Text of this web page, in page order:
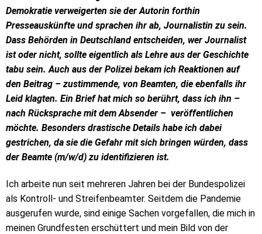
Demokratie verweigerten sie der Autorin forthin
Presseauskünfte und sprachen ihr ab, Journalistin zu sein.
Dass Behörden in Deutschland entscheiden, wer Journalist
ist oder nicht, sollte eigentlich als Lehre aus der Geschichte
tabu sein. Auch aus der Polizei bekam ich Reaktionen auf
den Beitrag – zustimmende, von Beamten, die ebenfalls ihr
Leid klagten. Ein Brief hat mich so berührt, dass ich ihn –
nach Rücksprache mit dem Absender – veröffentlichen
möchte. Besonders drastische Details habe ich dabei
gestrichen, da sie die Gefahr mit sich bringen würden, dass
der Beamte (m/w/d) zu identifizieren ist.
Ich arbeite nun seit mehreren Jahren bei der Bundespolizei
als Kontroll- und Streifenbeamter. Seitdem die Pandemie
ausgerufen wurde, sind einige Sachen vorgefallen, die mich in
meinen Grundfesten erschüttert und mein Bild von der